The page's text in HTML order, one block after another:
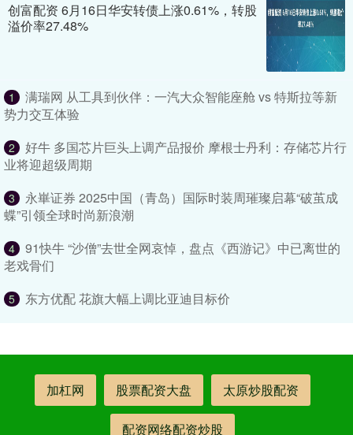
创富配资 6月16日华安转债上涨0.61%，转股
溢价率27.48%
1
满瑞网 从工具到伙伴：一汽大众智能座舱 vs 特斯拉等新
势力交互体验
2
好牛 多国芯片巨头上调产品报价 摩根士丹利：存储芯片行
业将迎超级周期
3
永崋证券 2025中国（青岛）国际时装周璀璨启幕“破茧成
蝶”引领全球时尚新浪潮
4
91快牛 “沙僧”去世全网哀悼，盘点《西游记》中已离世的
老戏骨们
5 东方优配 花旗大幅上调比亚迪目标价
加杠网 股票配资大盘 太原炒股配资
配资网络配资炒股